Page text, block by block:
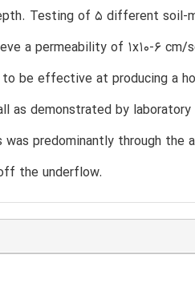
Testing of 5 different soil-
a permeability of 1x10-6
be effective at producing a
as demonstrated by
predominantly through
the underflow.